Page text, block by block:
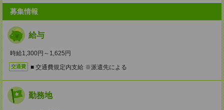
募集情報
給与
時給1,300円～1,625円
交通費 ■ 交通費規定内支給 ※派遣先による
勤務地